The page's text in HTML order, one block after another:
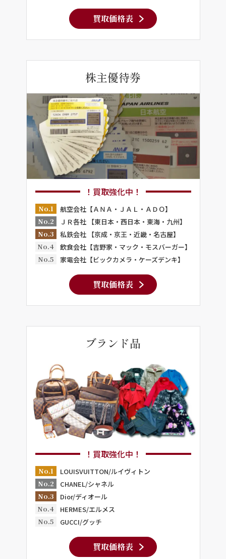
買取価格表
株主優待券
！買取強化中！
No.1
航空会社【ＡＮＡ・ＪＡＬ・ＡＤＯ】
No.2
ＪＲ各社 【東日本・西日本・東海・九州】
No.3
私鉄会社 【京成・京王・近畿・名古屋】
No.4
飲食会社【吉野家・マック・モスバーガー】
No.5
家電会社【ビックカメラ・ケーズデンキ】
買取価格表
ブランド品
！買取強化中！
No.1
LOUISVUITTON/ルイヴィトン
No.2
CHANEL/シャネル
No.3
Dior/ディオール
No.4
HERMES/エルメス
No.5
GUCCI/グッチ
買取価格表